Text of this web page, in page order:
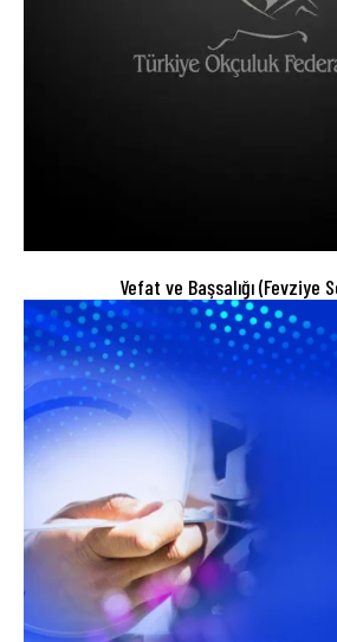
Vefat ve Başsalığı (Fevziye